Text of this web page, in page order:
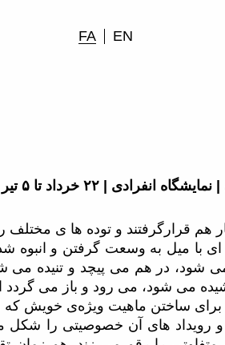
FA EN
| ۲۲ خرداد تا ۵ تیر | طبقه دوم
هم قرارگرفتند و توده ها ی مختلف
ای با میل به وسعت گرفتن و
شود، در هم می پیچد و تنیده می
می شود، می رود و باز می
برای ساختن ماهیت ویژه‌ی خویش
رویداد های آن خصوصیتی را شکل